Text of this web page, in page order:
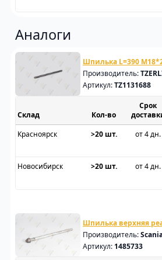
Аналоги
Шпилька L=390
Производитель:
Артикул:TZ1131688
Склад
Срок
Красноярск
>20 шт. от 4 дн.
Новосибирск
>20 шт. от 4 дн.
Шпилька верхняя
Производитель:
Артикул: 1485733